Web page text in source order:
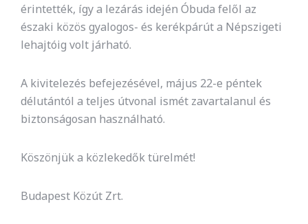
érintették, így a lezárás idején Óbuda felől az
északi közös gyalogos- és kerékpárút a Népszigeti
lehajtóig volt járható.
A kivitelezés befejezésével, május 22-e péntek
délutántól a teljes útvonal ismét zavartalanul és
biztonságosan használható.
Köszönjük a közlekedők türelmét!
Budapest Közút Zrt.